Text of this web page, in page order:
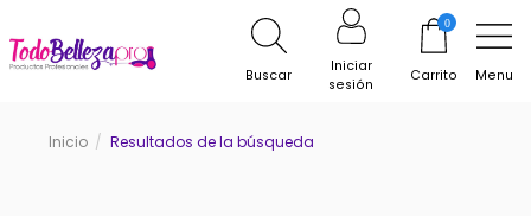
Buscar
Iniciar
sesión
0
Carrito Menu
Inicio Resultados de la búsqueda